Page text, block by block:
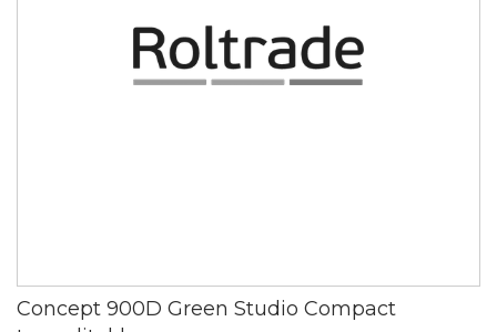
Concept 900D Green Studio Compact